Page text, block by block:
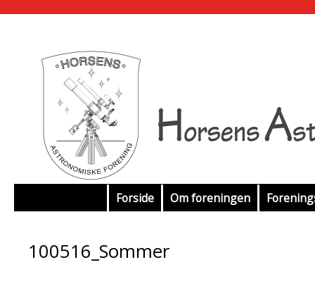
indhold
Forside Om foreningen
100516_Sommer